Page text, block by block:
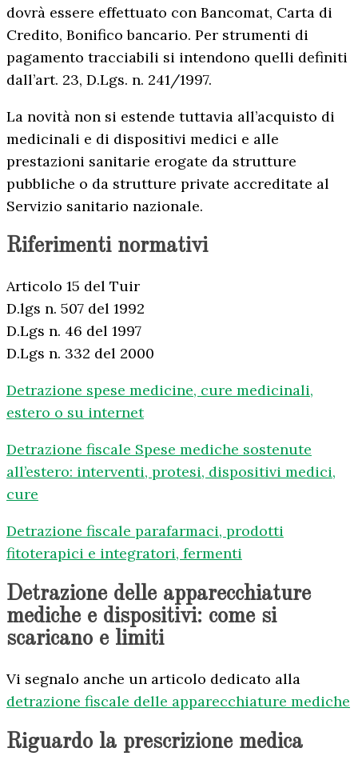
dovrà essere effettuato con Bancomat, Carta di
Credito, Bonifico bancario. Per strumenti di
pagamento tracciabili si intendono quelli definiti
dall’art. 23, D.Lgs. n. 241/1997.
La novità non si estende tuttavia all’acquisto di
medicinali e di dispositivi medici e alle
prestazioni sanitarie erogate da strutture
pubbliche o da strutture private accreditate al
Servizio sanitario nazionale.
Riferimenti normativi
Articolo 15 del Tuir
D.lgs n. 507 del 1992
D.Lgs n. 46 del 1997
D.Lgs n. 332 del 2000
Detrazione spese medicine, cure medicinali,
estero o su internet
Detrazione fiscale Spese mediche sostenute
all’estero: interventi, protesi, dispositivi medici,
cure
Detrazione fiscale parafarmaci, prodotti
fitoterapici e integratori, fermenti
Detrazione delle apparecchiature
mediche e dispositivi: come si
scaricano e limiti
Vi segnalo anche un articolo dedicato alla
detrazione fiscale delle apparecchiature mediche
Riguardo la prescrizione medica